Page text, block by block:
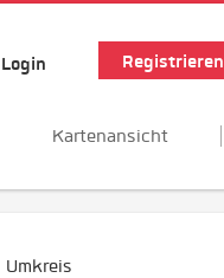
Login Registrieren
Kartenansicht
Umkreis